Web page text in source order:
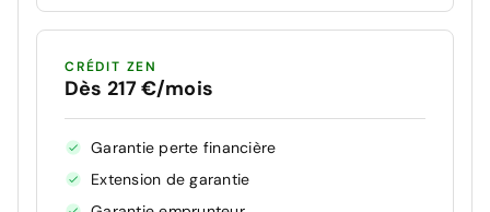
CRÉDIT ZEN
Dès 217 €/mois
Garantie perte financière
Extension de garantie